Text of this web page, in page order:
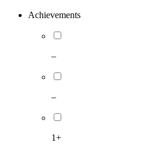
Achievements
–
–
1+